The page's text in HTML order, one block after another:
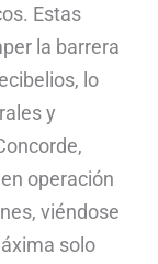
Estas
la barrera
lo
y
operación
viéndose
solo